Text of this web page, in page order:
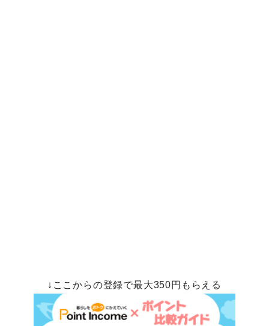
↓ここからの登録で最大350円もらえる